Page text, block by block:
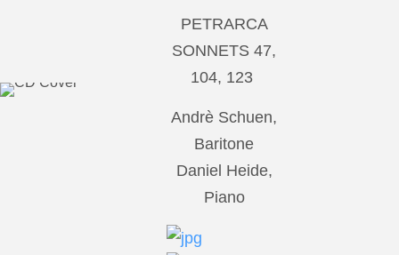
PETRARCA
SONNETS 47,
104, 123
Andrè Schuen,
Baritone
Daniel Heide,
Piano